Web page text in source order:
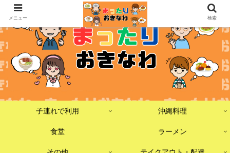
子連れで利用 沖縄料理
食堂 ラーメン
メニュー 検索